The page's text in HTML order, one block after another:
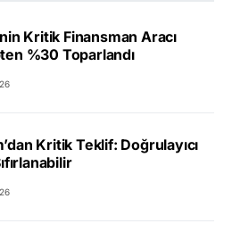
Kritik Finansman Aracı
%30 Toparlandı
Kritik Teklif: Doğrulayıcı